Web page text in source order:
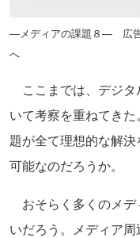
―メディアの課題８― 広告
へ
ここまでは、デジタ
いて考察を重ねてき
題が全て理想的な解
可能なのだろうか。
おそらく多くのメデ
いだろう。メディア